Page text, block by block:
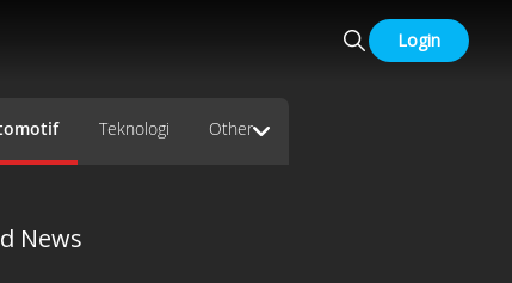
Login
Teknologi Other
News